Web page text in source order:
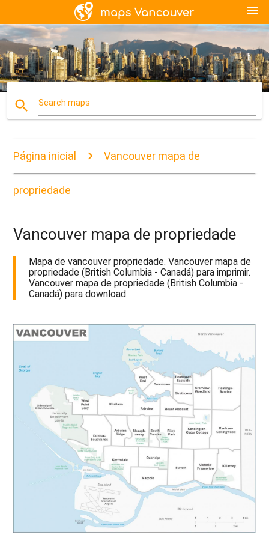
menu
search Search maps
Página inicial Vancouver mapa de
propriedade
Vancouver mapa de propriedade
Mapa de vancouver propriedade. Vancouver mapa de
propriedade (British Columbia - Canadá) para imprimir.
Vancouver mapa de propriedade (British Columbia -
Canadá) para download.